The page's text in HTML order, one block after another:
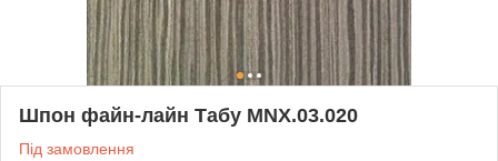
Шпон файн-лайн Табу MNX.03.020
Під замовлення